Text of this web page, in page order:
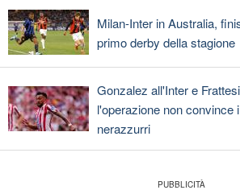
Milan-Inter in Australia,
primo derby della stagione
Gonzalez all'Inter e
l'operazione non convince
nerazzurri